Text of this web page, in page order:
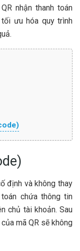
nhận thanh toán
ưu hóa quy trình
định và không thay
chứa thông tin
chủ tài khoản. Sau
mã QR sẽ không